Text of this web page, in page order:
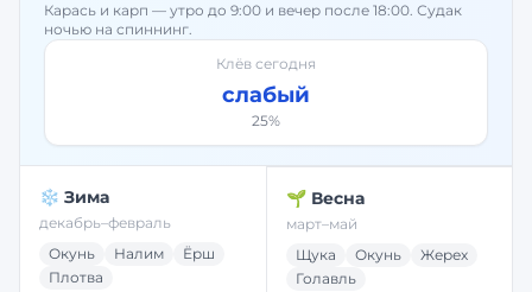
Карась и карп — утро до 9:00 и вечер после 18:00. Судак
ночью на спиннинг.
Клёв сегодня
слабый
25%
❄️ Зима
декабрь–февраль
Окунь
Налим
Ёрш
Плотва
🌱 Весна
март–май
Щука
Окунь
Жерех
Голавль